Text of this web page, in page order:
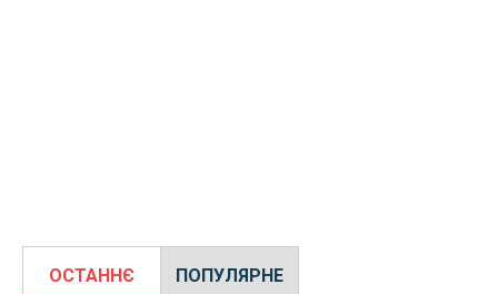
ОСТАННЄ ПОПУЛЯРНЕ